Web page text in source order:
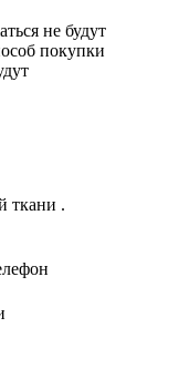
не будут
покупки
ткани .